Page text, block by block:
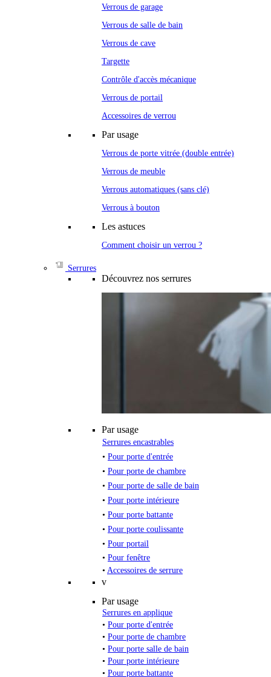
Verrous de garage
Verrous de salle de bain
Verrous de cave
Targette
Contrôle d'accès mécanique
Verrous de portail
Accessoires de verrou
Par usage
Verrous de porte vitrée (double entrée)
Verrous de meuble
Verrous automatiques (sans clé)
Verrous à bouton
Les astuces
Comment choisir un verrou ?
Serrures
Découvrez nos serrures
Par usage
Serrures encastrables
• Pour porte d'entrée
• Pour porte de chambre
• Pour porte de salle de bain
• Pour porte intérieure
• Pour porte battante
• Pour porte coulissante
• Pour portail
• Pour fenêtre
• Accessoires de serrure
v
Par usage
Serrures en applique
• Pour porte d'entrée
• Pour porte de chambre
• Pour porte salle de bain
• Pour porte intérieure
• Pour porte battante